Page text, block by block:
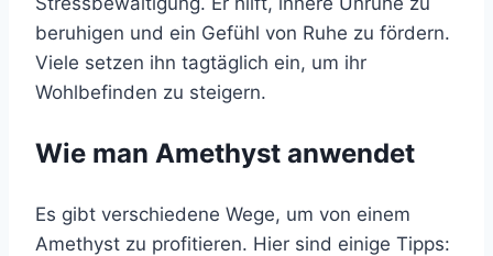
beruhigen und ein Gefühl von Ruhe zu fördern.
Viele setzen ihn tagtäglich ein, um ihr
Wohlbefinden zu steigern.
Wie man Amethyst anwendet
Es gibt verschiedene Wege, um von einem
Amethyst zu profitieren. Hier sind einige Tipps: